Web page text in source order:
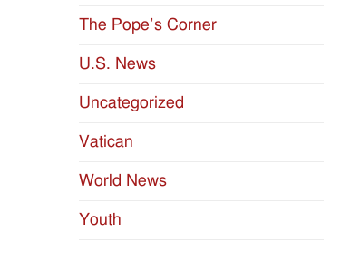
The Pope’s Corner
U.S. News
Uncategorized
Vatican
World News
Youth